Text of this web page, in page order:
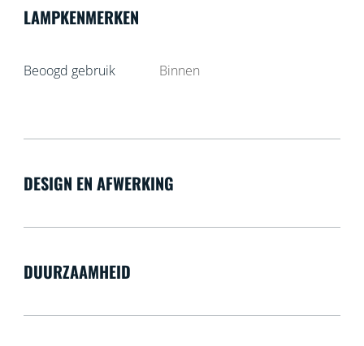
LAMPKENMERKEN
Beoogd gebruik Binnen
DESIGN EN AFWERKING
DUURZAAMHEID